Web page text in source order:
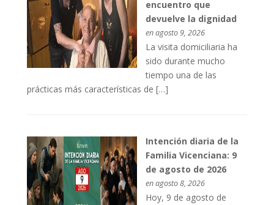
encuentro que
devuelve la dignidad
en agosto 9, 2026
La visita domiciliaria ha
sido durante mucho
tiempo una de las
prácticas más características de […]
Intención diaria de la
Familia Vicenciana: 9
de agosto de 2026
en agosto 8, 2026
Hoy, 9 de agosto de